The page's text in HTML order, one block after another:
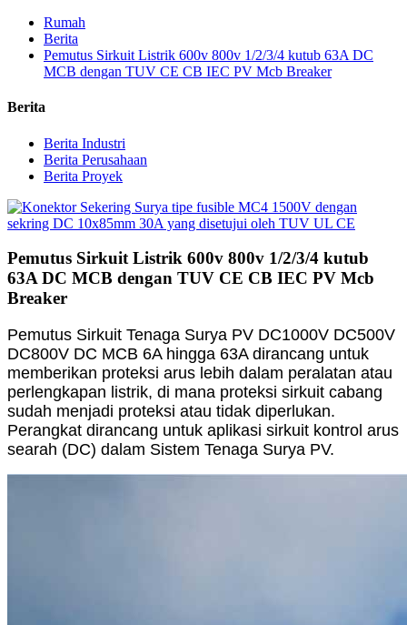
Rumah
Berita
Pemutus Sirkuit Listrik 600v 800v 1/2/3/4 kutub 63A DC
MCB dengan TUV CE CB IEC PV Mcb Breaker
Berita
Berita Industri
Berita Perusahaan
Berita Proyek
Pemutus Sirkuit Listrik 600v 800v 1/2/3/4 kutub
63A DC MCB dengan TUV CE CB IEC PV Mcb
Breaker
Pemutus Sirkuit Tenaga Surya PV DC1000V DC500V
DC800V DC MCB 6A hingga 63A dirancang untuk
memberikan proteksi arus lebih dalam peralatan atau
perlengkapan listrik, di mana proteksi sirkuit cabang
sudah menjadi proteksi atau tidak diperlukan.
Perangkat dirancang untuk aplikasi sirkuit kontrol arus
searah (DC) dalam Sistem Tenaga Surya PV.